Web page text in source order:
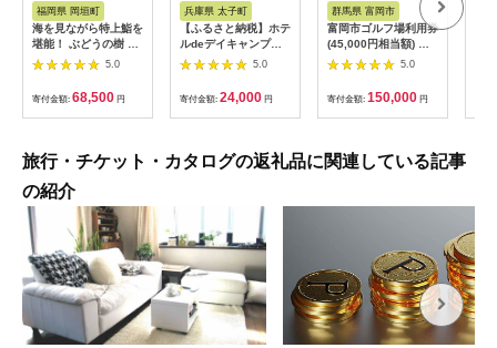
福岡県 岡垣町
海を見ながら特上鮨を
堪能！ ぶどうの樹 鮨
屋台ペア お食事券 海
鮮 海 屋台 食事 ペア
福岡県 岡垣町
5.0
寄付金額: 68,500 円
兵庫県 太子町
【ふるさと納税】ホテ
ルdeデイキャンプ体
験チケット
【1364991】
5.0
寄付金額: 24,000 円
群馬県 富岡市
富岡市ゴルフ場利用券
(45,000円相当額) ゴ
ルフ チケット 平日 土
日 祝日 プレー券 関東
群馬県 首都圏 F20E-
382
5.0
寄付金額: 150,000 円
旅行・チケット・カタログの返礼品に関連している記事
の紹介